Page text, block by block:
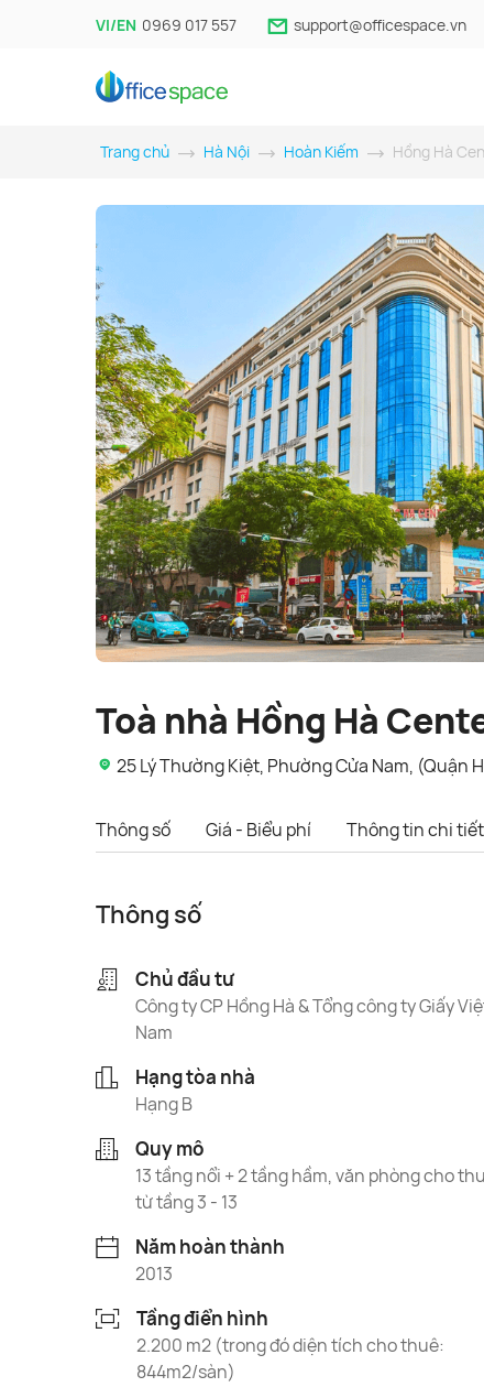
VI/EN 0969 017 557 support@officespace.vn
Trang chủ Hà Nội Hoàn Kiếm Hồng Hà
Toà nhà Hồng Hà
25 Lý Thường Kiệt, Phường Cửa Nam, (Quận
Thông số Giá - Biểu phí Thông tin chi tiết
Thông số
Chủ đầu tư
Công ty CP Hồng Hà & Tổng công ty Giấy
Nam
Hạng tòa nhà
Hạng B
Quy mô
13 tầng nổi + 2 tầng hầm, văn phòng cho
từ tầng 3 - 13
Năm hoàn thành
2013
Tầng điển hình
2.200 m2 (trong đó diện tích cho thuê:
844m2/sàn)